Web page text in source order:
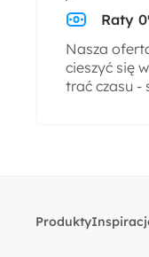
Raty
Nasza
cieszyć się
trać czasu -
Produkty